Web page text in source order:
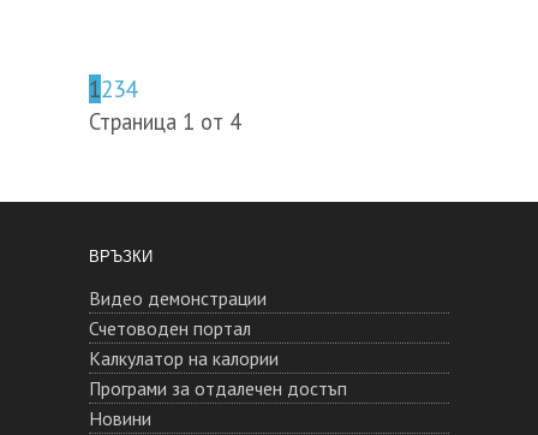
1234
Страница 1 от 4
ВРЪЗКИ
Видео демонстрации
Счетоводен портал
Калкулатор на калории
Програми за отдалечен достъп
Новини